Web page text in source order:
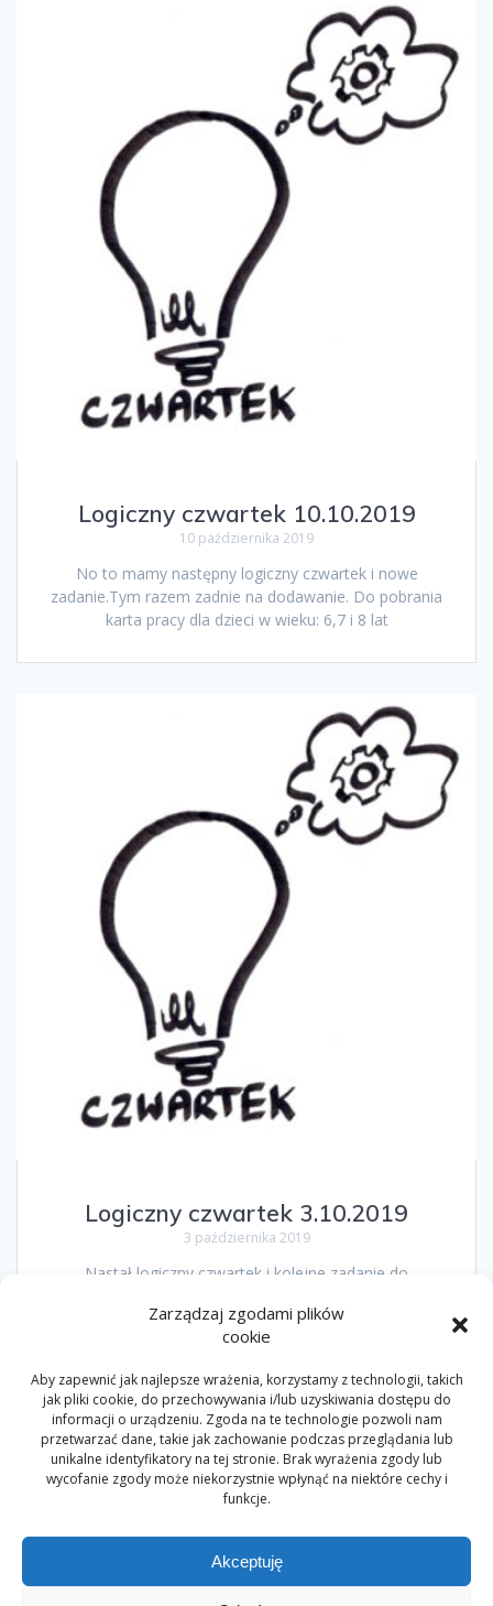
Zarządzaj zgodami plików
cookie
Aby zapewnić jak najlepsze wrażenia, korzystamy z technologii, takich
jak pliki cookie, do przechowywania i/lub uzyskiwania dostępu do
informacji o urządzeniu. Zgoda na te technologie pozwoli nam
przetwarzać dane, takie jak zachowanie podczas przeglądania lub
unikalne identyfikatory na tej stronie. Brak wyrażenia zgody lub
wycofanie zgody może niekorzystnie wpłynąć na niektóre cechy i
funkcje.
Akceptuję
Logiczny czwartek 10.10.2019
10 października 2019
No to mamy następny logiczny czwartek i nowe
zadanie.Tym razem zadnie na dodawanie. Do pobrania
karta pracy dla dzieci w wieku: 6,7 i 8 lat
Logiczny czwartek 3.10.2019
3 października 2019
Nastał logiczny czwartek i kolejne zadanie do
pobrania karta pracy dla dzieci w wieku: 4,5 i 6 lat
Nawigacja
po
Strona
1 Strona
2